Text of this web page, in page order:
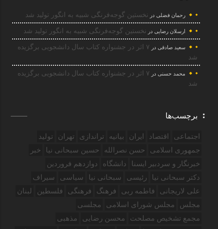
رحمان فضلی در نخستین گوجه‌فرنگی شبیه به انگور تولید شد
ارسلان رضایی در نخستین گوجه‌فرنگی شبیه به انگور تولید شد
سعید صادقی در
۷ اثر در جشنواره کتاب سال دانشجویی برگزیده
شد
محمد حسنی در
۷ اثر در جشنواره کتاب سال دانشجویی برگزیده
شد
برچسب‌ها
اجتماعی اقتصاد ایران بیانیه تراندازی تهران
تولید
جمهوری اسلامی
حسن نصرالله حسین سبحانی نیا
خبر
خبرنگار و سردبیر ایسنا
دانشگاه
دوازدهم فروردین‌
دکتر سبحانی نیا
رئیسی سبحانی نیا سیاسی
سیراف
علی لاریجانی
فاطمه ربی فرهنگ فرهنگی فلسطین
لبنان
مجلس
مجلس شورای اسلامی
مجلسی
مجمع تشخیص مصلحت
محسن رضایی
مذهبی